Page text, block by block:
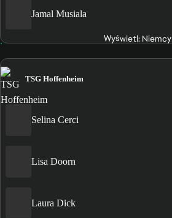
Jamal Musiala
Wyświetl: Niemcy
TSG Hoffenheim
Selina Cerci
Lisa Doorn
Laura Dick